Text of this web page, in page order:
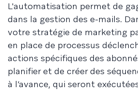
L'automatisation permet de
dans la gestion des e-mails.
votre stratégie de marketing
en place de processus
actions spécifiques des
planifier et de créer des
à l’avance, qui seront